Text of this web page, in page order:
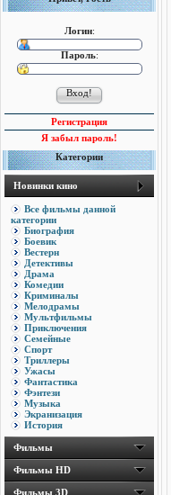
Логин:
Пароль:
Регистрация
Я забыл пароль!
Категории
Новинки кино
Все фильмы данной
категории
Биография
Боевик
Вестерн
Детективы
Драма
Комедии
Криминалы
Мелодрамы
Мультфильмы
Приключения
Семейные
Спорт
Триллеры
Ужасы
Фантастика
Фэнтези
Музыка
Экранизация
История
Фильмы
Фильмы HD
Фильмы 3D